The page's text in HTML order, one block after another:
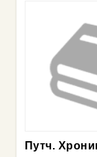
Путч.